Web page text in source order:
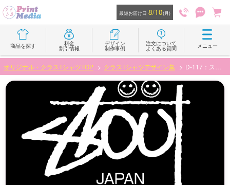
最短お届け日 8/10(月)
商品を探す 料金
割引情報
デザイン
制作事例
注文について
よくある質問 メニュー
オリジナル・クラスTシャツTOP クラスTシャツデザイン集